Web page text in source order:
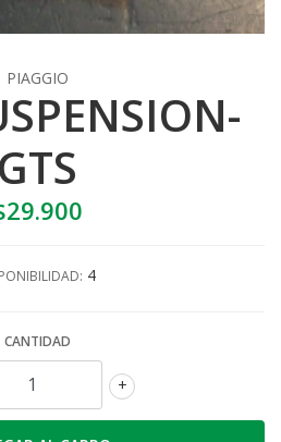
PIAGGIO
GTS
4
CANTIDAD
+